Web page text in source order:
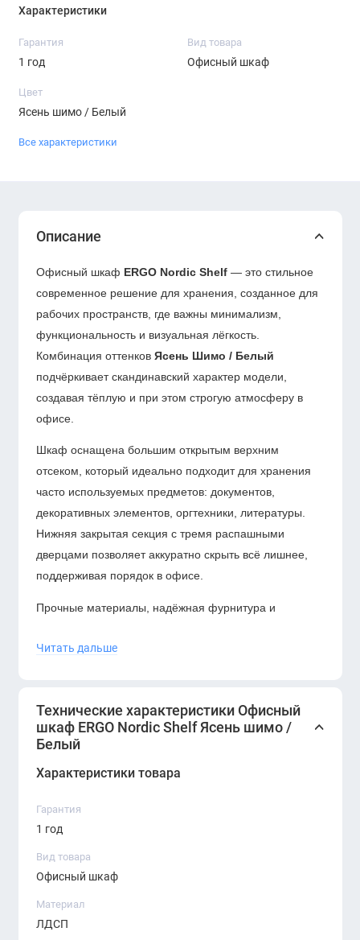
Характеристики
Гарантия
1 год
Вид товара
Офисный шкаф
Цвет
Ясень шимо / Белый
Все характеристики
Описание
Офисный шкаф ERGO Nordic Shelf — это стильное
современное решение для хранения, созданное для
рабочих пространств, где важны минимализм,
функциональность и визуальная лёгкость.
Комбинация оттенков Ясень Шимо / Белый
подчёркивает скандинавский характер модели,
создавая тёплую и при этом строгую атмосферу в
офисе.
Шкаф оснащена большим открытым верхним
отсеком, который идеально подходит для хранения
часто используемых предметов: документов,
декоративных элементов, оргтехники, литературы.
Нижняя закрытая секция с тремя распашными
дверцами позволяет аккуратно скрыть всё лишнее,
поддерживая порядок в офисе.
Прочные материалы, надёжная фурнитура и
и устойчивость конструкции при ежедневной
переговорные, обеспечивая удобную организацию
пространства.
Читать дальше
Технические характеристики Офисный
шкаф ERGO Nordic Shelf Ясень шимо /
Белый
Характеристики товара
Гарантия
1 год
Вид товара
Офисный шкаф
Материал
ЛДСП